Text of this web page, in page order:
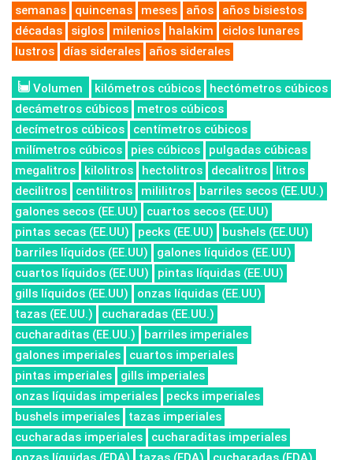
semanas
quincenas meses años
años bisiestos
décadas
siglos milenios halakim
ciclos lunares
lustros
días siderales años siderales
Volumen kilómetros cúbicos
hectómetros cúbicos
decámetros cúbicos
metros cúbicos
decímetros cúbicos
centímetros cúbicos
milímetros cúbicos
pies cúbicos
pulgadas cúbicas
megalitros
kilolitros hectolitros decalitros
litros
decilitros
centilitros mililitros
barriles secos (EE.UU.)
galones secos (EE.UU)
cuartos secos (EE.UU)
pintas secas (EE.UU)
pecks (EE.UU)
bushels (EE.UU)
barriles líquidos (EE.UU)
galones líquidos (EE.UU)
cuartos líquidos (EE.UU)
pintas líquidas (EE.UU)
gills líquidos (EE.UU)
onzas líquidas (EE.UU)
tazas (EE.UU.)
cucharadas (EE.UU.)
cucharaditas (EE.UU.)
barriles imperiales
galones imperiales
cuartos imperiales
pintas imperiales
gills imperiales
onzas líquidas imperiales
pecks imperiales
bushels imperiales
tazas imperiales
cucharadas imperiales
cucharaditas imperiales